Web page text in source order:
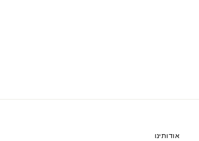
אודותינו